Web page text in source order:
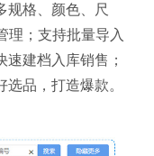
规格、颜色、尺
理；支持批量导入
建档入库销售；
品，打造爆款。